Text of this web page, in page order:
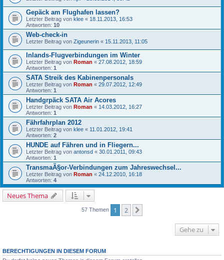
Gepäck am Flughafen lassen?
Letzter Beitrag von klee « 18.11.2013, 16:53
Antworten: 10
Web-check-in
Letzter Beitrag von Zigeunerin « 15.11.2013, 11:05
Inlands-Flugverbindungen im Winter
Letzter Beitrag von Roman « 27.08.2012, 18:59
Antworten: 1
SATA Streik des Kabinenpersonals
Letzter Beitrag von Roman « 29.07.2012, 12:49
Antworten: 1
Handgrpäck SATA Air Acores
Letzter Beitrag von Roman « 14.03.2012, 16:27
Antworten: 1
Fährfahrplan 2012
Letzter Beitrag von klee « 11.01.2012, 19:41
Antworten: 2
HUNDE auf Fähren und in Fliegern...
Letzter Beitrag von antonsd « 30.01.2011, 09:43
Antworten: 1
TransmaÃ§or-Verbindungen zum Jahreswechsel...
Letzter Beitrag von Roman « 24.12.2010, 16:18
Antworten: 4
Neues Thema
57 Themen 1 2
Gehe zu
BERECHTIGUNGEN IN DIESEM FORUM